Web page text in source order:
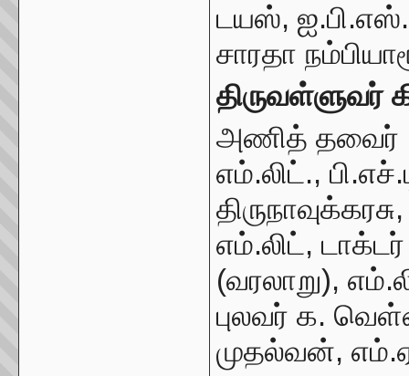
டயஸ், ஐ.பி.எஸ்.,
சாரதா
திருவள்ளுவர்
அணித் தவைர் :
எம்.லிட்.,
எம்.லிட்,
(வரலாறு),
புலவர் க.
முதல்வன்,